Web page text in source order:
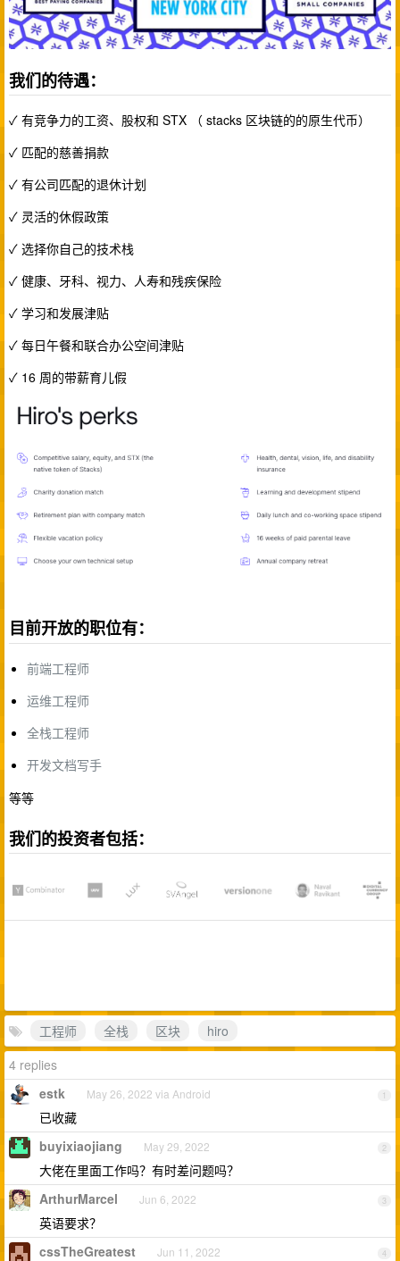
我们的待遇：
✓ 有竞争力的工资、股权和 STX （ stacks 区块链的的原生代币）
✓ 匹配的慈善捐款
✓ 有公司匹配的退休计划
✓ 灵活的休假政策
✓ 选择你自己的技术栈
✓ 健康、牙科、视力、人寿和残疾保险
✓ 学习和发展津贴
✓ 每日午餐和联合办公空间津贴
✓ 16 周的带薪育儿假
目前开放的职位有：
前端工程师
运维工程师
全栈工程师
开发文档写手
等等
我们的投资者包括：
工程师 全栈 区块
hiro
4 replies
1
estk May 26, 2022 via Android
已收藏
2
buyixiaojiang May 29, 2022
大佬在里面工作吗？有时差问题吗？
3
ArthurMarcel Jun 6, 2022
英语要求？
4
cssTheGreatest Jun 11, 2022